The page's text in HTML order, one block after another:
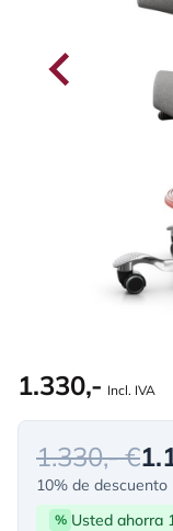
1.330,- Incl. IVA
1.330,- €
10% de
% Usted ahorra